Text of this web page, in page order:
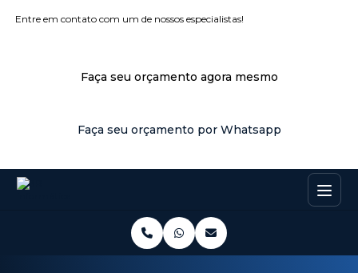
Entre em contato com um de nossos especialistas!
Faça seu orçamento agora mesmo
Faça seu orçamento por Whatsapp